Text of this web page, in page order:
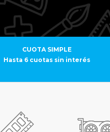
CUOTA SIMPLE
Hasta 6 cuotas sin interés